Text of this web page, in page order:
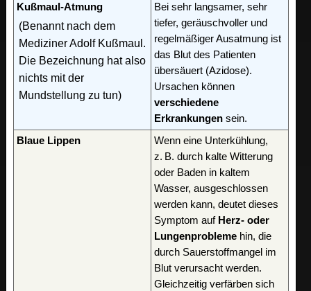
Kußmaul-Atmung
(Benannt nach dem
Mediziner Adolf Kußmaul.
Die Bezeichnung hat also
nichts mit der
Mundstellung zu tun)
Bei sehr langsamer, sehr
tiefer, geräuschvoller und
regelmäßiger Ausatmung ist
das Blut des Patienten
übersäuert (Azidose).
Ursachen können
verschiedene
Erkrankungen sein.
Blaue Lippen
Wenn eine Unterkühlung,
z. B. durch kalte Witterung
oder Baden in kaltem
Wasser, ausgeschlossen
werden kann, deutet dieses
Symptom auf Herz- oder
Lungenprobleme hin, die
durch Sauerstoffmangel im
Blut verursacht werden.
Gleichzeitig verfärben sich